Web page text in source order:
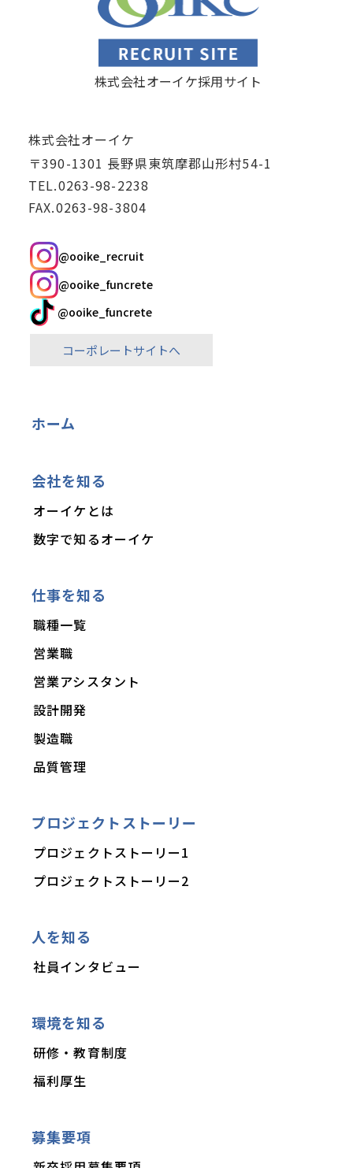
株式会社オーイケ採用サイト
株式会社オーイケ
〒390-1301 長野県東筑摩郡山形村54-1
TEL.0263-98-2238
FAX.0263-98-3804
@ooike_recruit
@ooike_funcrete
@ooike_funcrete
コーポレートサイトへ
ホーム
会社を知る
オーイケとは
数字で知るオーイケ
仕事を知る
職種一覧
営業職
営業アシスタント
設計開発
製造職
品質管理
プロジェクトストーリー
プロジェクトストーリー1
プロジェクトストーリー2
人を知る
社員インタビュー
環境を知る
研修・教育制度
福利厚生
募集要項